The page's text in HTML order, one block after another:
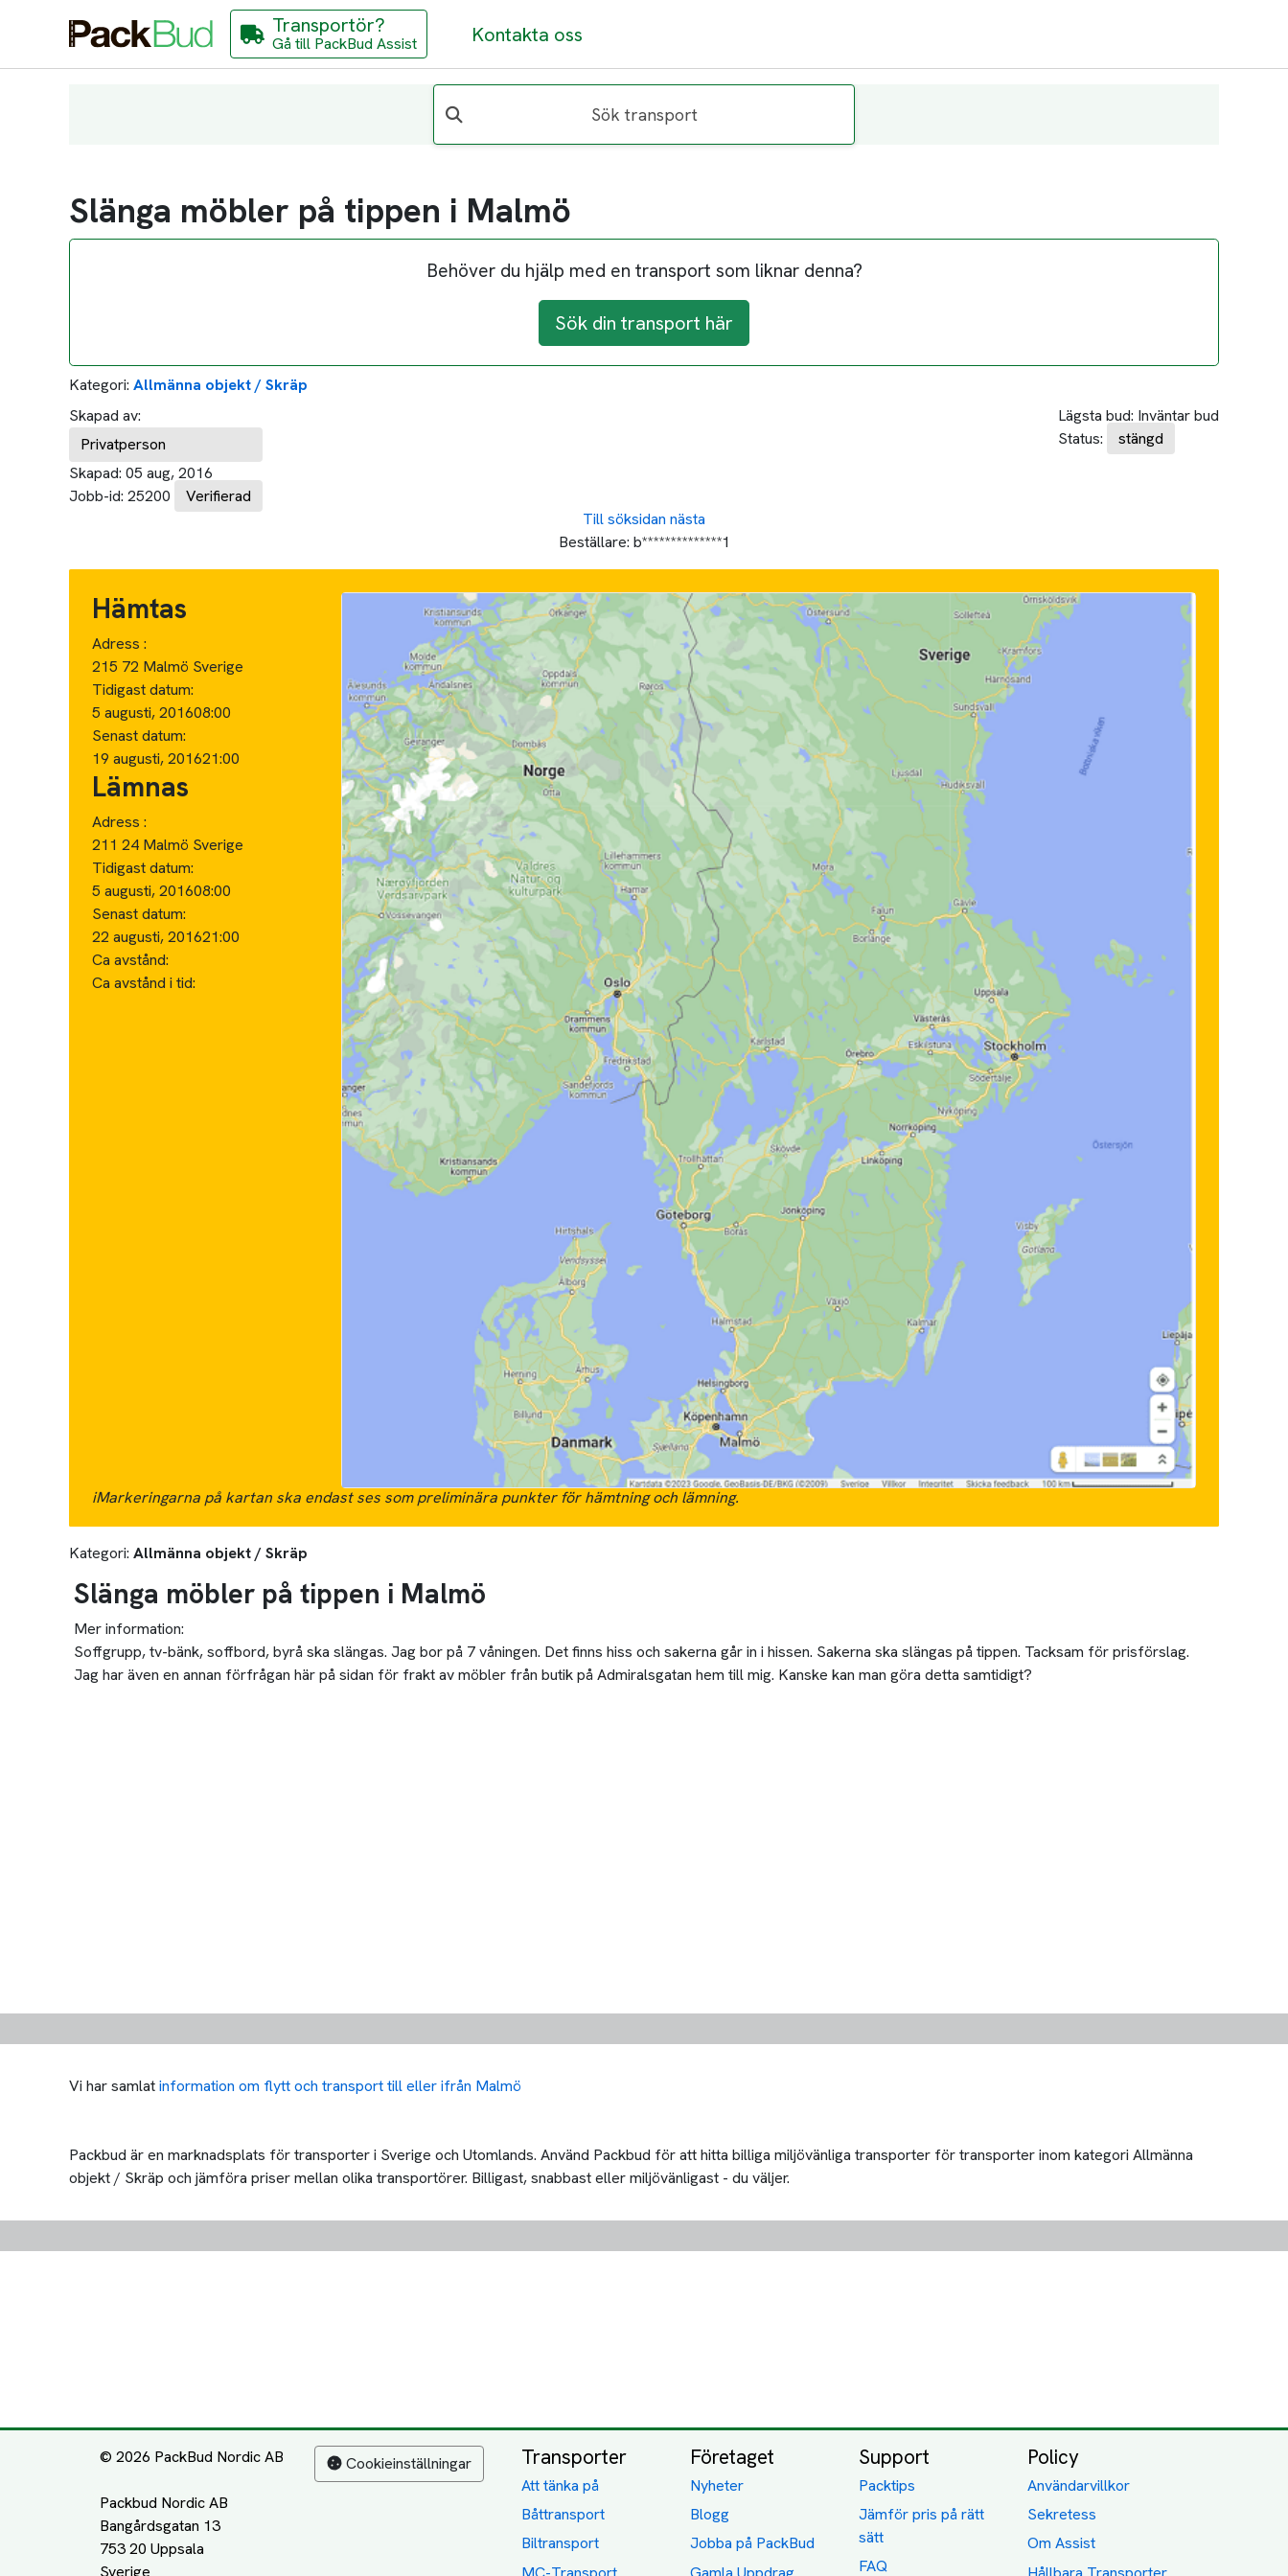
Transportör?
Gå till PackBud Assist Kontakta oss
Sök transport
Slänga möbler på tippen i Malmö
Behöver du hjälp med en transport som liknar denna?
Sök din transport här
Kategori: Allmänna objekt / Skräp
Skapad av:
Privatperson
Skapad: 05 aug, 2016
Jobb-id: 25200 Verifierad
Lägsta bud: Inväntar bud
Status:
stängd
Till söksidan nästa
Beställare: b**************1
Hämtas
Adress :
215 72 Malmö Sverige
Tidigast datum:
5 augusti, 201608:00
Senast datum:
19 augusti, 201621:00
Lämnas
Adress :
211 24 Malmö Sverige
Tidigast datum:
5 augusti, 201608:00
Senast datum:
22 augusti, 201621:00
Ca avstånd:
Ca avstånd i tid:
iMarkeringarna på kartan ska endast ses som preliminära punkter för hämtning och lämning.
Kategori: Allmänna objekt / Skräp
Slänga möbler på tippen i Malmö
Mer information:
Soffgrupp, tv-bänk, soffbord, byrå ska slängas. Jag bor på 7 våningen. Det finns hiss och sakerna går in i hissen. Sakerna ska slängas på tippen. Tacksam för prisförslag.
Jag har även en annan förfrågan här på sidan för frakt av möbler från butik på Admiralsgatan hem till mig. Kanske kan man göra detta samtidigt?
Vi har samlatinformation om flytt och transport till eller ifrån Malmö
Packbud är en marknadsplats för transporter i Sverige och Utomlands. Använd Packbud för att hitta billiga miljövänliga transporter för transporter inom kategori Allmänna
objekt / Skräp och jämföra priser mellan olika transportörer. Billigast, snabbast eller miljövänligast - du väljer.
© 2026 PackBud Nordic AB
Packbud Nordic AB
Bangårdsgatan 13
753 20 Uppsala
Cookieinställningar Transporter
Att tänka på
Båttransport
Biltransport
Företaget
Nyheter
Blogg
Jobba på PackBud
Support
Packtips
Jämför pris på rätt
sätt
FAQ
Policy
Användarvillkor
Sekretess
Om Assist